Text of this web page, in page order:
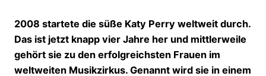
2008 startete die süße Katy Perry weltweit durch.
Das ist jetzt knapp vier Jahre her und mittlerweile
gehört sie zu den erfolgreichsten Frauen im
weltweiten Musikzirkus. Genannt wird sie in einem